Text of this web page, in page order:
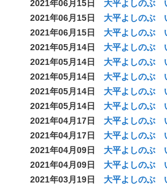
2021年06月15日
大平よしのぶ
2021年06月15日
大平よしのぶ
2021年06月15日
大平よしのぶ
2021年05月14日
大平よしのぶ
2021年05月14日
大平よしのぶ
2021年05月14日
大平よしのぶ
2021年05月14日
大平よしのぶ
2021年05月14日
大平よしのぶ
2021年04月17日
大平よしのぶ
2021年04月17日
大平よしのぶ
2021年04月09日
大平よしのぶ
2021年04月09日
大平よしのぶ
2021年03月19日
大平よしのぶ